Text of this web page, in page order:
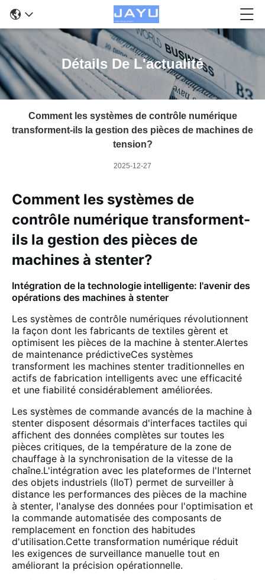
Détails De L'actualité
Comment les systèmes de contrôle numérique
transforment-ils la gestion des pièces de machines de
tension?
2025-12-27
Comment les systèmes de
contrôle numérique transforment-
ils la gestion des pièces de
machines à stenter?
Intégration de la technologie intelligente: l'avenir des
opérations des machines à stenter
Les systèmes de contrôle numériques révolutionnent
la façon dont les fabricants de textiles gèrent et
optimisent les pièces de la machine à stenter.Alertes
de maintenance prédictiveCes systèmes
transforment les machines stenter traditionnelles en
actifs de fabrication intelligents avec une efficacité
et une fiabilité considérablement améliorées.
Les systèmes de commande avancés de la machine à
stenter disposent désormais d'interfaces tactiles qui
affichent des données complètes sur toutes les
pièces critiques, de la température de la zone de
chauffage à la synchronisation de la vitesse de la
chaîne.L'intégration avec les plateformes de l'Internet
des objets industriels (IIoT) permet de surveiller à
distance les performances des pièces de la machine
à stenter, l'analyse des données pour l'optimisation et
la commande automatisée des composants de
remplacement en fonction des habitudes
d'utilisation.Cette transformation numérique réduit
les exigences de surveillance manuelle tout en
améliorant la précision opérationnelle.